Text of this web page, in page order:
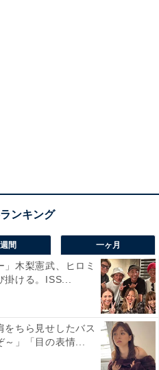
間 一ヶ月
」木梨憲武、ヒロミ
掛ける。ISS...
をちら見せしたバス
～」「目の表情...